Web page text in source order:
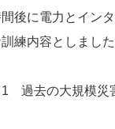
間後に電力とイン
練内容としました
過去の大規模災